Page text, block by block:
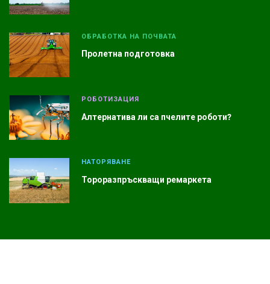
ОБРАБОТКА НА ПОЧВАТА
Пролетна подготовка
РОБОТИЗАЦИЯ
Алтернатива ли са пчелите роботи?
НАТОРЯВАНЕ
Тороразпръскващи ремаркета